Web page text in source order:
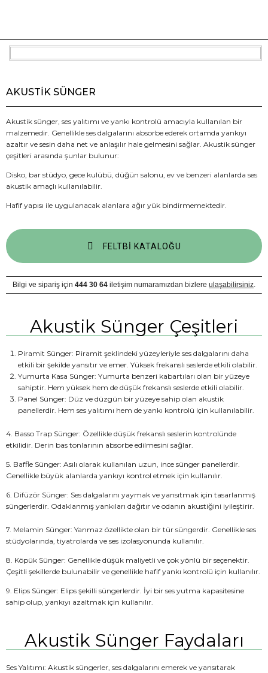
AKUSTIK SÜNGER
Akustik sünger, ses yalıtımı ve yankı kontrolü amacıyla kullanılan bir
malzemedir. Genellikle ses dalgalarını absorbe ederek ortamda yankıyı
azaltır ve sesin daha net ve anlaşılır hale gelmesini sağlar. Akustik sünger
çeşitleri arasında şunlar bulunur:
Disko, bar stüdyo, gece kulübü, düğün salonu, ev ve benzeri alanlarda ses
akustik amaçlı kullanılabilir.
Hafif yapısı ile uygulanacak alanlara ağır yük bindirmemektedir.
FELTBI KATALOĞU
Bilgi ve sipariş için 444 30 64 iletişim numaramızdan bizlere ulaşabilirsiniz.
Akustik Sünger Çeşitleri
Piramit Sünger: Piramit şeklindeki yüzeyleriyle ses dalgalarını daha
etkili bir şekilde yansıtır ve emer. Yüksek frekanslı seslerde etkili olabilir.
Yumurta Kasa Sünger: Yumurta benzeri kabartıları olan bir yüzeye
sahiptir. Hem yüksek hem de düşük frekanslı seslerde etkili olabilir.
Panel Sünger: Düz ve düzgün bir yüzeye sahip olan akustik
panellerdir. Hem ses yalıtımı hem de yankı kontrolü için kullanılabilir.
4. Basso Trap Sünger: Özellikle düşük frekanslı seslerin kontrolünde
etkilidir. Derin bas tonlarının absorbe edilmesini sağlar.
5. Baffle Sünger: Asılı olarak kullanılan uzun, ince sünger panellerdir.
Genellikle büyük alanlarda yankıyı kontrol etmek için kullanılır.
6. Difüzör Sünger: Ses dalgalarını yaymak ve yansıtmak için tasarlanmış
süngerlerdir. Odaklanmış yankıları dağıtır ve odanın akustiğini iyileştirir.
7. Melamin Sünger: Yanmaz özellikte olan bir tür süngerdir. Genellikle ses
stüdyolarında, tiyatrolarda ve ses izolasyonunda kullanılır.
8. Köpük Sünger: Genellikle düşük maliyetli ve çok yönlü bir seçenektir.
Çeşitli şekillerde bulunabilir ve genellikle hafif yankı kontrolü için kullanılır.
9. Elips Sünger: Elips şekilli süngerlerdir. İyi bir ses yutma kapasitesine
sahip olup, yankıyı azaltmak için kullanılır.
Akustik Sünger Faydaları
Ses Yalıtımı: Akustik süngerler, ses dalgalarını emerek ve yansıtarak